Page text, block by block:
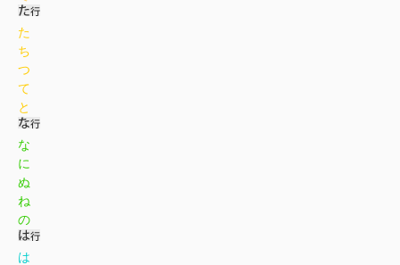
た
ち
つ
て
と
な
に
ぬ
ね
の
は